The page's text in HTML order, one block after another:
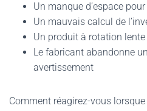
Un manque d’espace
Un mauvais calcul de
Un produit à rotation lente
Le fabricant abandonne
avertissement
Comment réagirez-vous